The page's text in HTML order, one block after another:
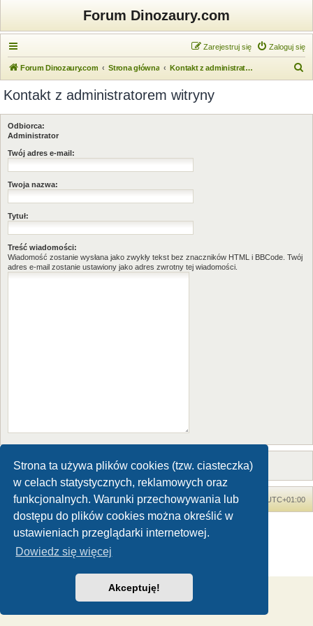
Strona ta używa plików cookies (tzw. ciasteczka)
w celach statystycznych, reklamowych oraz
funkcjonalnych. Warunki przechowywania lub
dostępu do plików cookies można określić w
ustawieniach przeglądarki internetowej.
Dowiedz się więcej
Akceptuję!
Forum Dinozaury.com
Zaloguj się
Zarejestruj się
Forum Dinozaury.com Strona główna Kontakt z administratorem witryny
k
Kontakt z administratorem witryny
Odbiorca:
Administrator
Twój adres e-mail:
Twoja nazwa:
Tytuł:
Treść wiadomości:
Wiadomość zostanie wysłana jako zwykły tekst bez znaczników HTML i BBCode. Twój
adres e-mail zostanie ustawiony jako adres zwrotny tej wiadomości.
Forum Dinozaury.com Strona główna Strefa czasowa UTC+01:00
Technologię dostarczaphpBB® Forum Software © phpBB Limited
Polski pakiet językowy dostarcza